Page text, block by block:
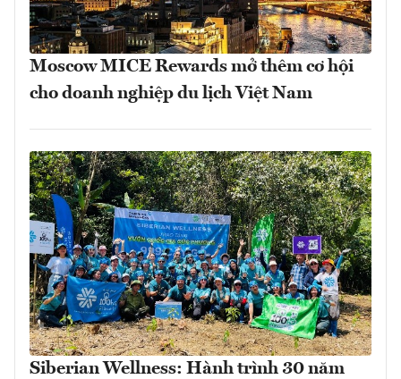
Moscow MICE Rewards mở thêm cơ hội
cho doanh nghiệp du lịch Việt Nam
Siberian Wellness: Hành trình 30 năm